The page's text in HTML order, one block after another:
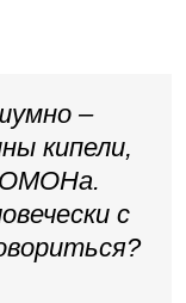
–
кипели,
ОМОНа.
с